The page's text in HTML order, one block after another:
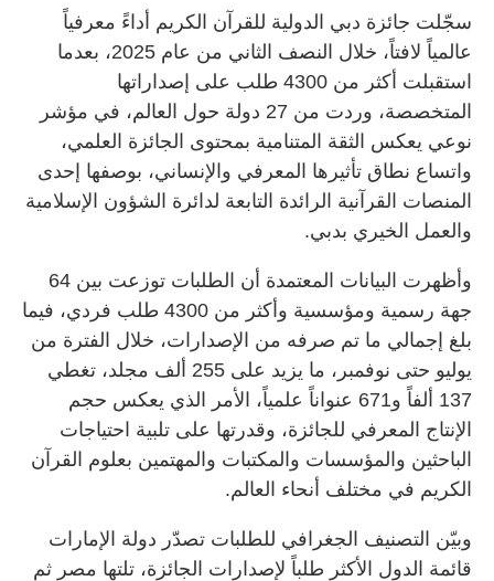
سجّلت جائزة دبي الدولية للقرآن الكريم أداءً معرفياً
عالمياً لافتاً، خلال النصف الثاني من عام 2025، بعدما
استقبلت أكثر من 4300 طلب على إصداراتها
المتخصصة، وردت من 27 دولة حول العالم، في مؤشر
نوعي يعكس الثقة المتنامية بمحتوى الجائزة العلمي،
واتساع نطاق تأثيرها المعرفي والإنساني، بوصفها إحدى
المنصات القرآنية الرائدة التابعة لدائرة الشؤون الإسلامية
والعمل الخيري بدبي.
وأظهرت البيانات المعتمدة أن الطلبات توزعت بين 64
جهة رسمية ومؤسسية وأكثر من 4300 طلب فردي، فيما
بلغ إجمالي ما تم صرفه من الإصدارات، خلال الفترة من
يوليو حتى نوفمبر، ما يزيد على 255 ألف مجلد، تغطي
137 ألفاً و671 عنواناً علمياً، الأمر الذي يعكس حجم
الإنتاج المعرفي للجائزة، وقدرتها على تلبية احتياجات
الباحثين والمؤسسات والمكتبات والمهتمين بعلوم القرآن
الكريم في مختلف أنحاء العالم.
وبيّن التصنيف الجغرافي للطلبات تصدّر دولة الإمارات
قائمة الدول الأكثر طلباً لإصدارات الجائزة، تلتها مصر ثم